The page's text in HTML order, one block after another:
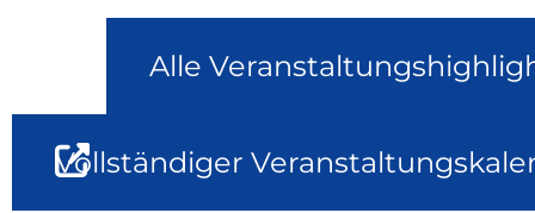
Alle
Vollständiger